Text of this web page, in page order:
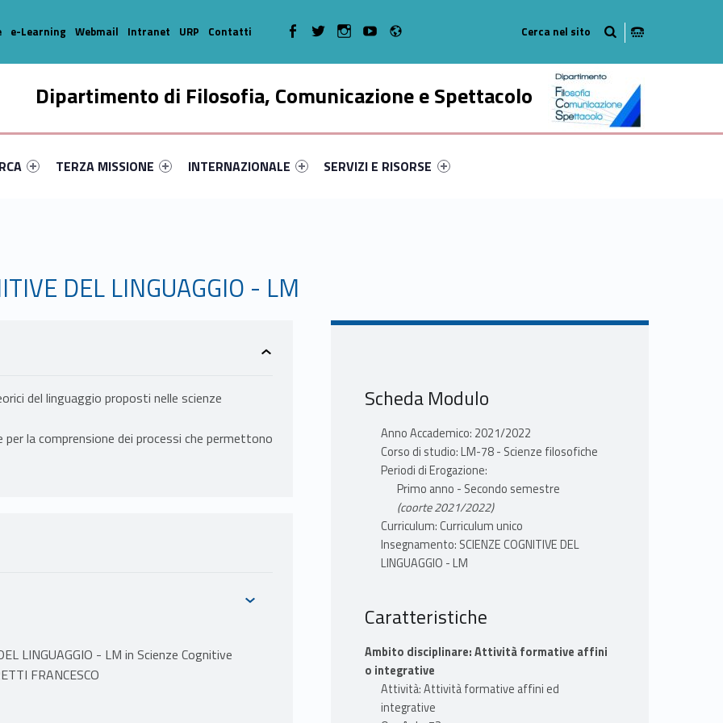
Dipartimento di Filosofia, Comunicazione e Spettacolo
primary-67453-16
#link-menu-primary-5658-35
Link identifier #link-menu-primary-36597-46
TERZA MISSIONE
Link identifier #link-menu-primary-99950-52
INTERNAZIONALE
Link identifier #link-menu-primary-9332-63
SERVIZI E RISORSE
e-Learning Webmail Intranet URP Contatti WebMan on Facebook
WebMan on TwitterWebMan on Instagram
WebMan on Youtube
DEL LINGUAGGIO - LM
del linguaggio proposti nelle scienze
la comprensione dei processi che permettono
LINGUAGGIO - LM in Scienze Cognitive
FRANCESCO
Scheda Modulo
Anno Accademico: 2021/2022
Corso di studio: LM-78 - Scienze filosofiche
Periodi di Erogazione:
Primo anno - Secondo semestre
(coorte 2021/2022)
Curriculum: Curriculum unico
Insegnamento: SCIENZE COGNITIVE DEL
LINGUAGGIO - LM
Caratteristiche
Ambito disciplinare: Attività formative affini
o integrative
Attività: Attività formative affini ed
integrative